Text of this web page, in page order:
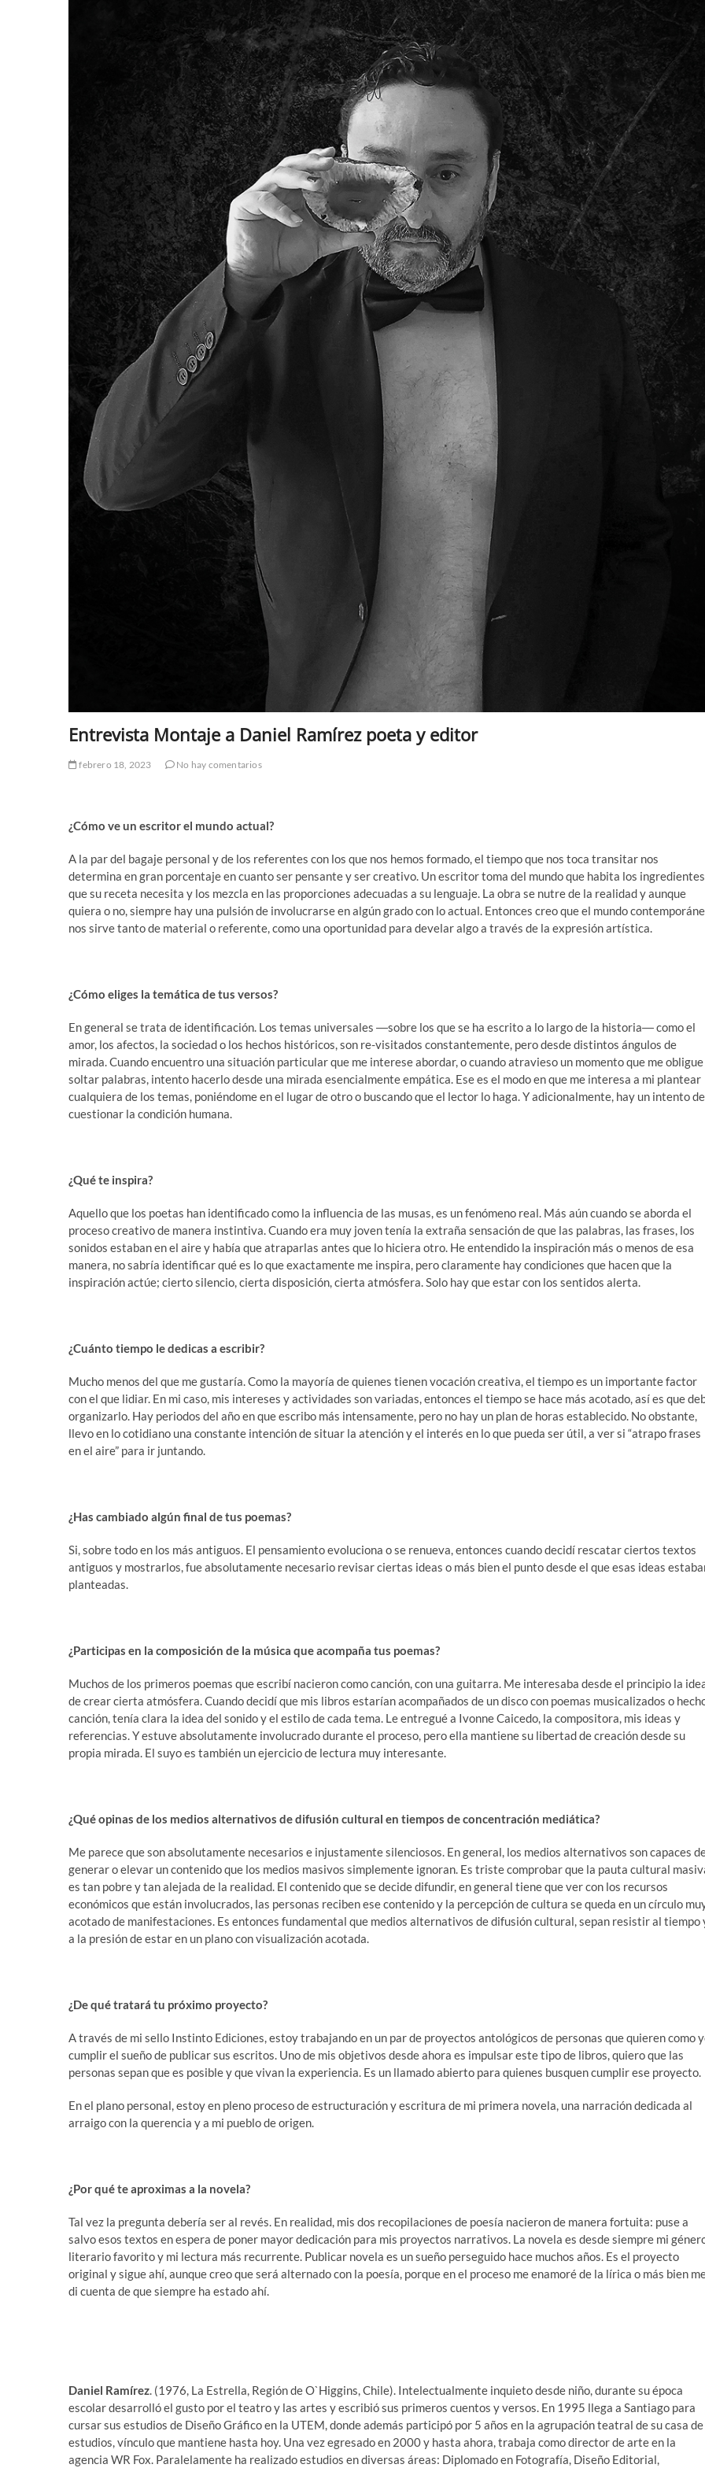
Entrevista Montaje a Daniel Ramírez poeta y editor
febrero 18, 2023 No hay comentarios
¿Cómo ve un escritor el mundo actual?
A la par del bagaje personal y de los referentes con los que nos hemos formado, el tiempo que nos toca transitar nos
determina en gran porcentaje en cuanto ser pensante y ser creativo. Un escritor toma del mundo que habita los ingredientes
que su receta necesita y los mezcla en las proporciones adecuadas a su lenguaje. La obra se nutre de la realidad y aunque
quiera o no, siempre hay una pulsión de involucrarse en algún grado con lo actual. Entonces creo que el mundo
nos sirve tanto de material o referente, como una oportunidad para develar algo a través de la expresión artística.
¿Cómo eliges la temática de tus versos?
En general se trata de identificación. Los temas universales ―sobre los que se ha escrito a lo largo de la historia― como el
amor, los afectos, la sociedad o los hechos históricos, son re-visitados constantemente, pero desde distintos ángulos de
mirada. Cuando encuentro una situación particular que me interese abordar, o cuando atravieso un momento que me obligue
soltar palabras, intento hacerlo desde una mirada esencialmente empática. Ese es el modo en que me interesa a mi plantear
cualquiera de los temas, poniéndome en el lugar de otro o buscando que el lector lo haga. Y adicionalmente, hay un intento de
cuestionar la condición humana.
¿Qué te inspira?
Aquello que los poetas han identificado como la influencia de las musas, es un fenómeno real. Más aún cuando se aborda el
proceso creativo de manera instintiva. Cuando era muy joven tenía la extraña sensación de que las palabras, las frases, los
sonidos estaban en el aire y había que atraparlas antes que lo hiciera otro. He entendido la inspiración más o menos de esa
manera, no sabría identificar qué es lo que exactamente me inspira, pero claramente hay condiciones que hacen que la
inspiración actúe; cierto silencio, cierta disposición, cierta atmósfera. Solo hay que estar con los sentidos alerta.
¿Cuánto tiempo le dedicas a escribir?
Mucho menos del que me gustaría. Como la mayoría de quienes tienen vocación creativa, el tiempo es un importante factor
con el que lidiar. En mi caso, mis intereses y actividades son variadas, entonces el tiempo se hace más acotado, así es que
organizarlo. Hay periodos del año en que escribo más intensamente, pero no hay un plan de horas establecido. No obstante,
llevo en lo cotidiano una constante intención de situar la atención y el interés en lo que pueda ser útil, a ver si “atrapo frases
en el aire” para ir juntando.
¿Has cambiado algún final de tus poemas?
Si, sobre todo en los más antiguos. El pensamiento evoluciona o se renueva, entonces cuando decidí rescatar ciertos textos
antiguos y mostrarlos, fue absolutamente necesario revisar ciertas ideas o más bien el punto desde el que esas ideas
planteadas.
¿Participas en la composición de la música que acompaña tus poemas?
Muchos de los primeros poemas que escribí nacieron como canción, con una guitarra. Me interesaba desde el principio la
de crear cierta atmósfera. Cuando decidí que mis libros estarían acompañados de un disco con poemas musicalizados o
canción, tenía clara la idea del sonido y el estilo de cada tema. Le entregué a Ivonne Caicedo, la compositora, mis ideas y
referencias. Y estuve absolutamente involucrado durante el proceso, pero ella mantiene su libertad de creación desde su
propia mirada. El suyo es también un ejercicio de lectura muy interesante.
¿Qué opinas de los medios alternativos de difusión cultural en tiempos de concentración mediática?
Me parece que son absolutamente necesarios e injustamente silenciosos. En general, los medios alternativos son capaces
generar o elevar un contenido que los medios masivos simplemente ignoran. Es triste comprobar que la pauta cultural
es tan pobre y tan alejada de la realidad. El contenido que se decide difundir, en general tiene que ver con los recursos
económicos que están involucrados, las personas reciben ese contenido y la percepción de cultura se queda en un círculo
acotado de manifestaciones. Es entonces fundamental que medios alternativos de difusión cultural, sepan resistir al tiempo
a la presión de estar en un plano con visualización acotada.
¿De qué tratará tu próximo proyecto?
A través de mi sello Instinto Ediciones, estoy trabajando en un par de proyectos antológicos de personas que quieren como
cumplir el sueño de publicar sus escritos. Uno de mis objetivos desde ahora es impulsar este tipo de libros, quiero que las
personas sepan que es posible y que vivan la experiencia. Es un llamado abierto para quienes busquen cumplir ese proyecto.
En el plano personal, estoy en pleno proceso de estructuración y escritura de mi primera novela, una narración dedicada al
arraigo con la querencia y a mi pueblo de origen.
¿Por qué te aproximas a la novela?
Tal vez la pregunta debería ser al revés. En realidad, mis dos recopilaciones de poesía nacieron de manera fortuita: puse a
salvo esos textos en espera de poner mayor dedicación para mis proyectos narrativos. La novela es desde siempre mi
literario favorito y mi lectura más recurrente. Publicar novela es un sueño perseguido hace muchos años. Es el proyecto
original y sigue ahí, aunque creo que será alternado con la poesía, porque en el proceso me enamoré de la lírica o más bien
di cuenta de que siempre ha estado ahí.
Daniel Ramírez. (1976, La Estrella, Región de O`Higgins, Chile). Intelectualmente inquieto desde niño, durante su época
escolar desarrolló el gusto por el teatro y las artes y escribió sus primeros cuentos y versos. En 1995 llega a Santiago para
cursar sus estudios de Diseño Gráfico en la UTEM, donde además participó por 5 años en la agrupación teatral de su casa de
estudios, vínculo que mantiene hasta hoy. Una vez egresado en 2000 y hasta ahora, trabaja como director de arte en la
agencia WR Fox. Paralelamente ha realizado estudios en diversas áreas: Diplomado en Fotografía, Diseño Editorial,